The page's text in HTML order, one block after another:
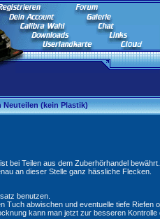
Neuteilen (kein Plastik)
Teilen aus dem Zuberhörhandel
an dieser Stelle ganz hässliche Flecken.
benutzen.
abwischen und eventuelle tiefe Riefen
kann man jetzt zur besseren